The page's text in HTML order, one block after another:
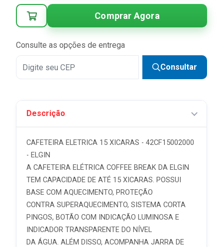
3x R$ 26,63 sem juros
4x R$ 19,98 sem juros
5x
7x R$ 11,41 sem juros
Comprar Agora
Consulte as opções de entrega
Consultar
Descrição
CAFETEIRA ELETRICA 15 XICARAS - 42CF15002000
- ELGIN
A CAFETEIRA ELÉTRICA COFFEE BREAK DA ELGIN
TEM CAPACIDADE DE ATÉ 15 XICARAS. POSSUI
BASE COM AQUECIMENTO, PROTEÇÃO
CONTRA SUPERAQUECIMENTO, SISTEMA CORTA
PINGOS, BOTÃO COM INDICAÇÃO LUMINOSA E
INDICADOR TRANSPARENTE DO NÍVEL
DA ÁGUA. ALÉM DISSO, ACOMPANHA JARRA DE